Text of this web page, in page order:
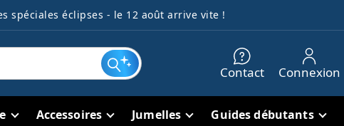
spéciales éclipses - le 12 août arrive vite !
Contact Connexion
Accessoires Jumelles Guides débutants